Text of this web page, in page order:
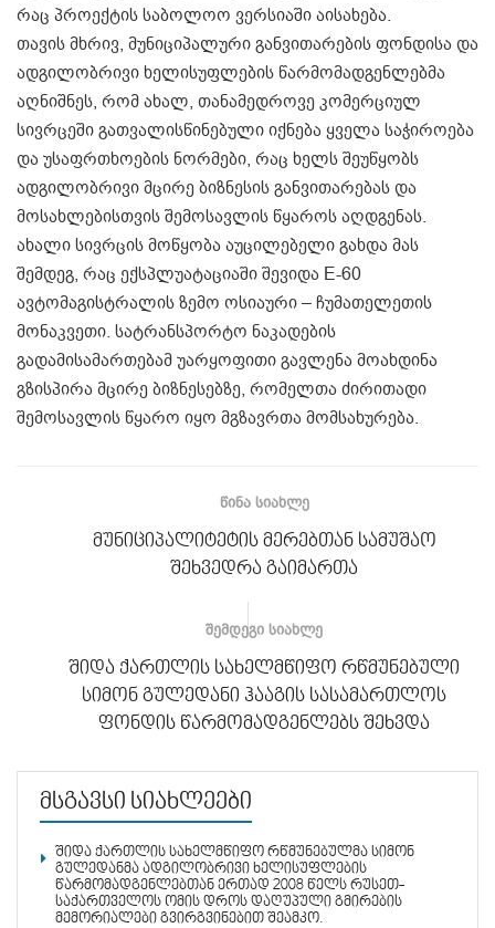
რაც პროექტის საბოლოო ვერსიაში აისახება.
თავის მხრივ, მუნიციპალური განვითარების ფონდისა და
ადგილობრივი ხელისუფლების წარმომადგენლებმა
აღნიშნეს, რომ ახალ, თანამედროვე კომერციულ
სივრცეში გათვალისწინებული იქნება ყველა საჭიროება
და უსაფრთხოების ნორმები, რაც ხელს შეუწყობს
ადგილობრივი მცირე ბიზნესის განვითარებას და
მოსახლებისთვის შემოსავლის წყაროს აღდგენას.
ახალი სივრცის მოწყობა აუცილებელი გახდა მას
შემდეგ, რაც ექსპლუატაციაში შევიდა E-60
ავტომაგისტრალის ზემო ოსიაური – ჩუმათელეთის
მონაკვეთი. სატრანსპორტო ნაკადების
გადამისამართებამ უარყოფითი გავლენა მოახდინა
გზისპირა მცირე ბიზნესებზე, რომელთა ძირითადი
შემოსავლის წყარო იყო მგზავრთა მომსახურება.
ᲬᲘᲜᲐ ᲡᲘᲐᲮᲚᲔ
მუნიციპალიტეტის მერებთან სამუშაო
შეხვედრა გაიმართა
ᲨᲔᲛᲓᲔᲒᲘ ᲡᲘᲐᲮᲚᲔ
შიდა ქართლის სახელმწიფო რწმუნებული
სიმონ გულედანი ჰააგის სასამართლოს
ფონდის წარმომადგენლებს შეხვდა
მსგავსი სიახლეები
შიდა ქართლის სახელმწიფო რწმუნებულმა სიმონ
გულედანმა ადგილობრივი ხელისუფლების
წარმომადგენლებთან ერთად 2008 წელს რუსეთ-
საქართველოს ომის დროს დაღუპული გმირების
მემორიალები გვირგვინებით შეამკო.